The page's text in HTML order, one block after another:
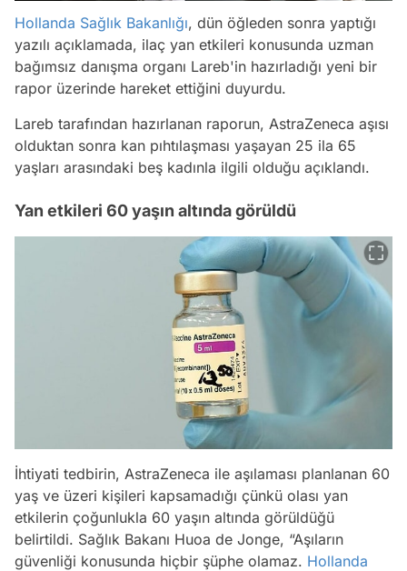
Hollanda Sağlık Bakanlığı, dün öğleden sonra yaptığı
yazılı açıklamada, ilaç yan etkileri konusunda uzman
bağımsız danışma organı Lareb'in hazırladığı yeni bir
rapor üzerinde hareket ettiğini duyurdu.
Lareb tarafından hazırlanan raporun, AstraZeneca aşısı
olduktan sonra kan pıhtılaşması yaşayan 25 ila 65
yaşları arasındaki beş kadınla ilgili olduğu açıklandı.
Yan etkileri 60 yaşın altında görüldü
İhtiyati tedbirin, AstraZeneca ile aşılaması planlanan 60
yaş ve üzeri kişileri kapsamadığı çünkü olası yan
etkilerin çoğunlukla 60 yaşın altında görüldüğü
belirtildi. Sağlık Bakanı Huoa de Jonge, “Aşıların
güvenliği konusunda hiçbir şüphe olamaz. Hollanda